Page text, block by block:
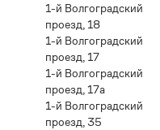
1-й Волгоградский
проезд, 18
1-й Волгоградский
проезд, 17
1-й Волгоградский
проезд, 17а
1-й Волгоградский
проезд, 35